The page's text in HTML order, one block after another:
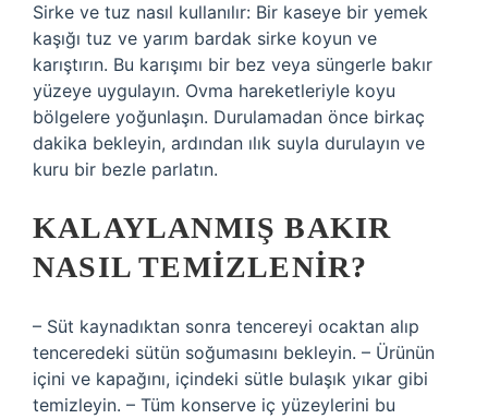
Sirke ve tuz nasıl kullanılır: Bir kaseye bir yemek
kaşığı tuz ve yarım bardak sirke koyun ve
karıştırın. Bu karışımı bir bez veya süngerle bakır
yüzeye uygulayın. Ovma hareketleriyle koyu
bölgelere yoğunlaşın. Durulamadan önce birkaç
dakika bekleyin, ardından ılık suyla durulayın ve
kuru bir bezle parlatın.
KALAYLANMIŞ BAKIR
NASIL TEMIZLENIR?
– Süt kaynadıktan sonra tencereyi ocaktan alıp
tenceredeki sütün soğumasını bekleyin. – Ürünün
içini ve kapağını, içindeki sütle bulaşık yıkar gibi
temizleyin. – Tüm konserve iç yüzeylerini bu